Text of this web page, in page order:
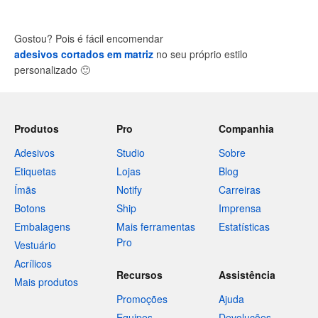
Gostou? Pois é fácil encomendar
adesivos cortados em matriz no seu próprio estilo
personalizado 🙂
Produtos
Adesivos
Etiquetas
Ímãs
Botons
Embalagens
Vestuário
Acrílicos
Mais produtos
Pro
Studio
Lojas
Notify
Ship
Mais ferramentas
Pro
Companhia
Sobre
Blog
Carreiras
Imprensa
Estatísticas
Recursos
Promoções
Assistência
Ajuda